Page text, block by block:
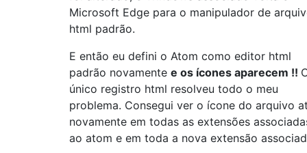
Microsoft Edge para o manipulador de
html padrão.
E então eu defini o Atom como editor html
padrão novamente e os ícones aparecem !!
único registro html resolveu todo o meu
problema. Consegui ver o ícone do arquivo
novamente em todas as extensões
ao atom e em toda a nova extensão